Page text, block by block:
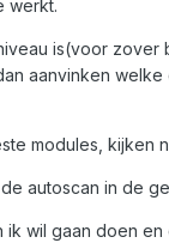
werkt.
is(voor
aanvinken
modules, kijken
autoscan in de
wil gaan doen